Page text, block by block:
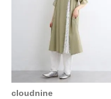
cloudnine